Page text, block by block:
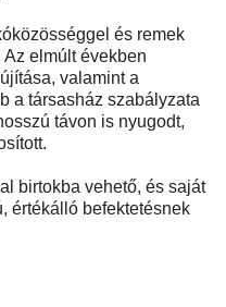
és remek
elmúlt években
valamint a
a társasház szabályzata
távon is nyugodt,
birtokba vehető, és saját
értékálló befektetésnek